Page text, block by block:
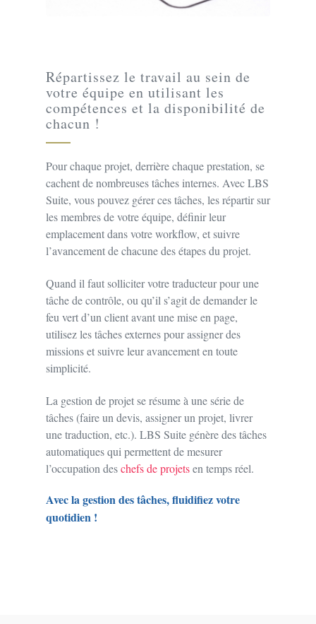
Répartissez le travail au sein de
votre équipe en utilisant les
compétences et la disponibilité de
chacun !
Pour chaque projet, derrière chaque prestation, se
cachent de nombreuses tâches internes. Avec LBS
Suite, vous pouvez gérer ces tâches, les répartir sur
les membres de votre équipe, définir leur
emplacement dans votre workflow, et suivre
l’avancement de chacune des étapes du projet.
Quand il faut solliciter votre traducteur pour une
tâche de contrôle, ou qu’il s’agit de demander le
feu vert d’un client avant une mise en page,
utilisez les tâches externes pour assigner des
missions et suivre leur avancement en toute
simplicité.
La gestion de projet se résume à une série de
tâches (faire un devis, assigner un projet, livrer
une traduction, etc.). LBS Suite génère des tâches
automatiques qui permettent de mesurer
l’occupation deschefs de projetsen temps réel.
Avec la gestion des tâches, fluidifiez votre
quotidien !